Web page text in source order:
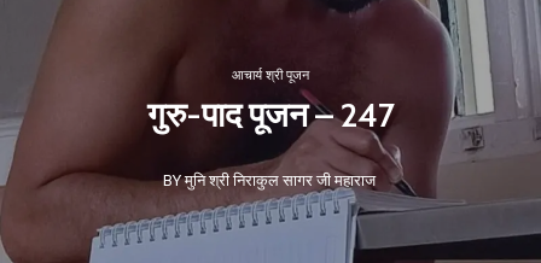
आचार्य श्री पूजन
गुरु-पाद पूजन – 247
BY मुनि श्री निराकुल सागर जी महाराज